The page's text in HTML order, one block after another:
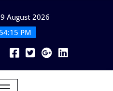
August 2026
PM